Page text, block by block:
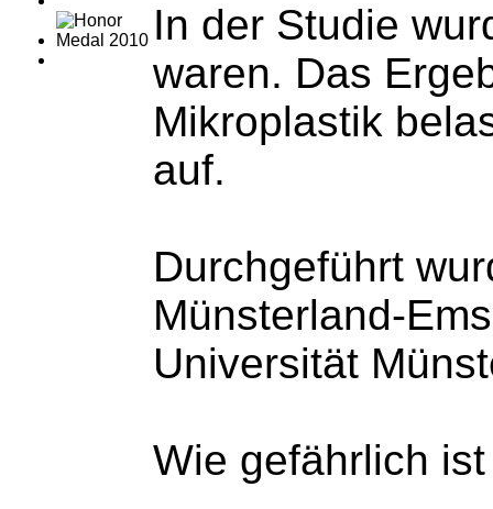
In der Studie
waren. Das
Mikroplastik
auf.
Durchgeführt
Münsterland-
Universität
Wie gefährlich